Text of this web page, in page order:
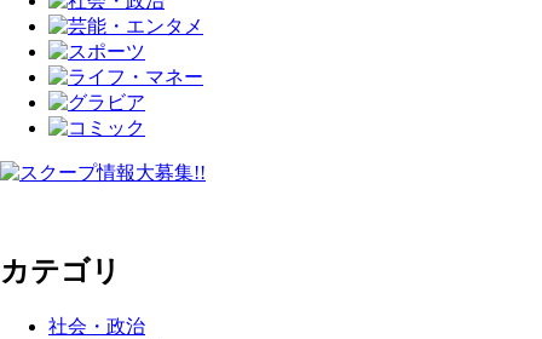
カテゴリ
社会・政治